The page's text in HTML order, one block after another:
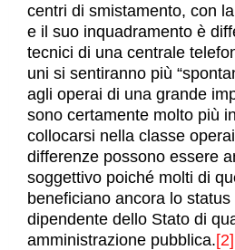
centri di smistamento, con
e il suo inquadramento è
tecnici di una centrale
uni si sentiranno più
agli operai di una grande
sono certamente molto più
collocarsi nella classe
differenze possono essere
soggettivo poiché molti di
beneficiano ancora lo status
dipendente dello Stato di
amministrazione pubblica.[2]